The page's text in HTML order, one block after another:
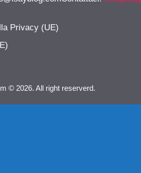
Privacy (UE)
© 2026. All right reserverd.